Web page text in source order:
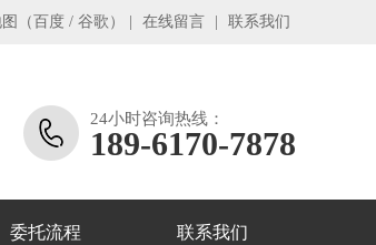
（ 百度 / 谷歌 ） 在线留言 联系我们
24小时咨询热线：
189-6170-7878
委托流程 联系我们